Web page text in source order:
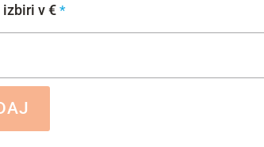
izbiri v € *